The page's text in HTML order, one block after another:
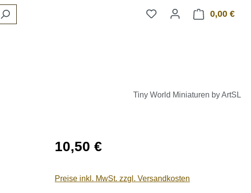
0,00 €
Tiny World Miniaturen by ArtSL
Regulärer Preis:
10,50 €
Preise inkl. MwSt. zzgl. Versandkosten